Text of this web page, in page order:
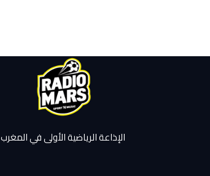
الإذاعة الرياضية الأولى في المغرب